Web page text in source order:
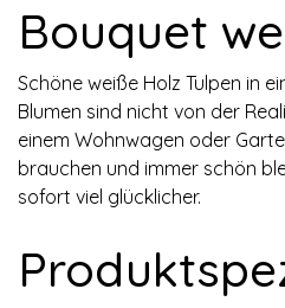
Bouquet
Schöne weiße Holz Tulpen in
Blumen sind nicht von der
einem Wohnwagen oder
brauchen und immer schön
sofort viel glücklicher.